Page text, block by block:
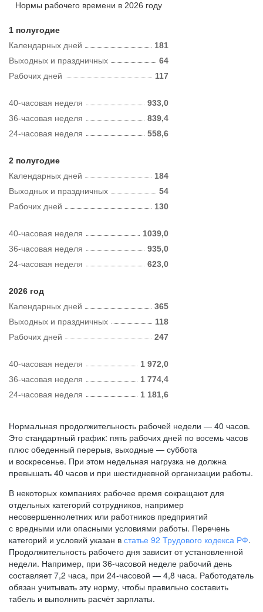
Нормы рабочего времени в 2026 году
1 полугодие
Календарных дней
181
Рабочих дней 117
Выходных и праздничных 64
40-часовая неделя
933,0
36-часовая неделя
839,4
24-часовая неделя
558,6
2 полугодие
Календарных дней
184
Рабочих дней 130
Выходных и праздничных 54
40-часовая неделя
1039,0
36-часовая неделя
935,0
24-часовая неделя
623,0
2026 год
Календарных дней
365
Рабочих дней 247
Выходных и праздничных 118
40-часовая неделя
1 972,0
36-часовая неделя
1 774,4
24-часовая неделя
1 181,6
Нормальная продолжительность рабочей недели — 40 часов.
Это стандартный график: пять рабочих дней по восемь часов
плюс обеденный перерыв, выходные — суббота
и воскресенье. При этом недельная нагрузка не должна
превышать 40 часов и при шестидневной организации работы.
В некоторых компаниях рабочее время сокращают для
отдельных категорий сотрудников, например
несовершеннолетних или работников предприятий
с вредными или опасными условиями работы. Перечень
категорий и условий указан в статье 92 Трудового кодекса РФ.
Продолжительность рабочего дня зависит от установленной
недели. Например, при 36-часовой неделе рабочий день
составляет 7,2 часа, при 24-часовой — 4,8 часа. Работодатель
обязан учитывать эту норму, чтобы правильно составить
табель и выполнить расчёт зарплаты.